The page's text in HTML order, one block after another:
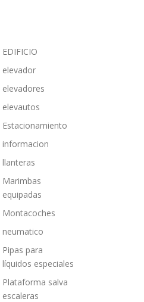
EDIFICIO
elevador
elevadores
elevautos
Estacionamiento
informacion
llanteras
Marimbas
equipadas
Montacoches
neumatico
Pipas para
líquidos especiales
Plataforma salva
escaleras